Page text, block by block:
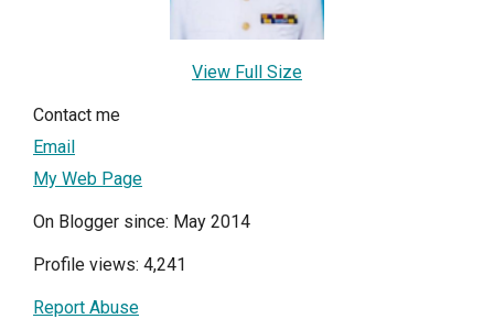
View Full Size
Contact me
Email
My Web Page
On Blogger since: May 2014
Profile views: 4,241
Report Abuse